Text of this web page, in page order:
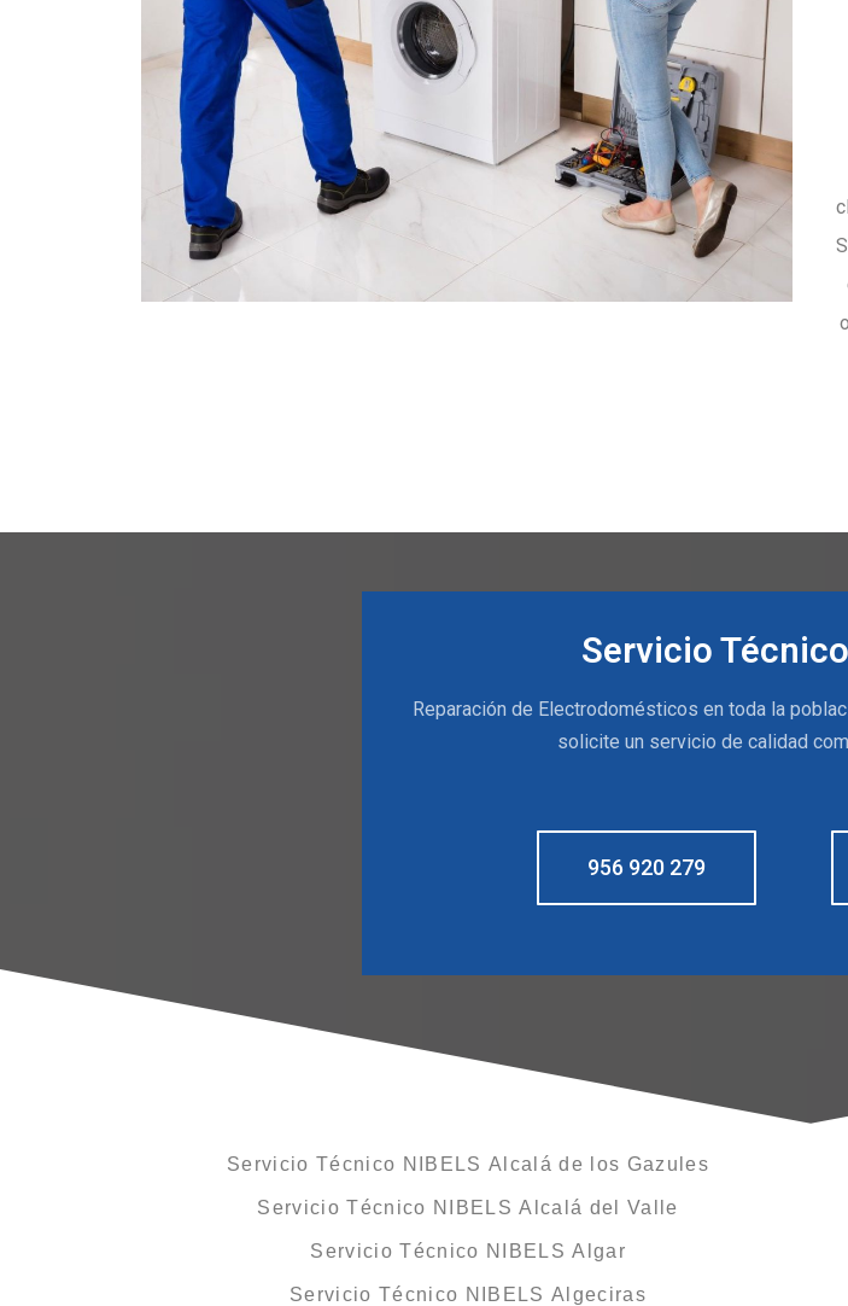
Servicio
Reparación de Electrodomésticos en toda la
solicite un servicio de calidad
956 920 279
Servicio Técnico NIBELS Alcalá de los Gazules
Servicio Técnico NIBELS Alcalá del Valle
Servicio Técnico NIBELS Algar
Servicio Técnico NIBELS Algeciras